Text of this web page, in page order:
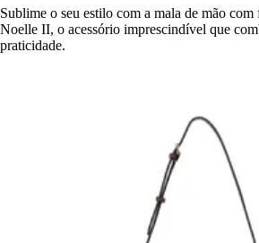
Sublime o seu estilo com a mala de mão
Noelle II, o acessório imprescindível que
praticidade.